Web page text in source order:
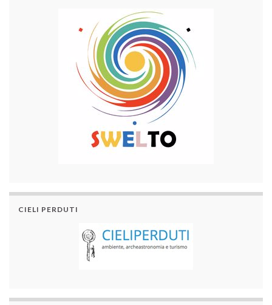
CIELI PERDUTI